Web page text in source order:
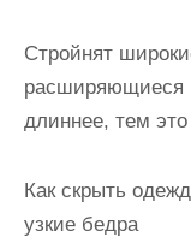
Стройнят
расширяющиеся
длиннее, тем
Как скрыть
узкие бедра